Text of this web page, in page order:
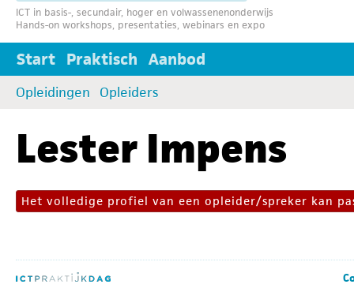
ICT in basis-, secundair, hoger en volwassenenonderwijs
Hands-on workshops, presentaties, webinars en expo
Start Praktisch Aanbod
Opleidingen Opleiders
Lester Impens
Het volledige profiel van een opleider/spreker kan